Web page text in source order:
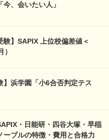
、会いたい人」
】SAPIX 上位校偏差値＜
】浜学園「小6合否判定テス
・日能研・四谷大塚・早稲
ーブルの特徴・費用と合格力